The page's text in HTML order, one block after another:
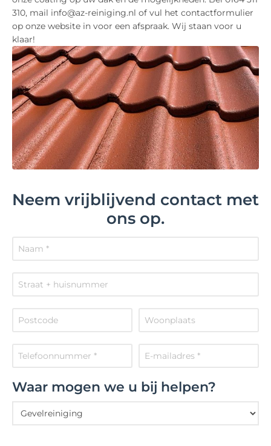
310, mail info@az-reiniging.nl of vul het contactformulier
op onze website in voor een afspraak. Wij staan voor u
klaar!
Neem vrijblijvend contact met
ons op.
Waar mogen we u bij helpen?